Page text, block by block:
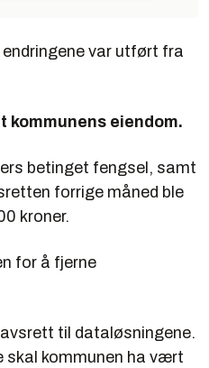
var utført fra
kommunens eiendom.
betinget fengsel, samt
forrige måned ble
kroner.
for å fjerne
til dataløsningene.
skal kommunen ha vært